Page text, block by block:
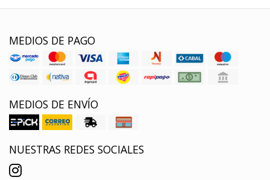
MEDIOS DE PAGO
MEDIOS DE ENVÍO
NUESTRAS REDES SOCIALES